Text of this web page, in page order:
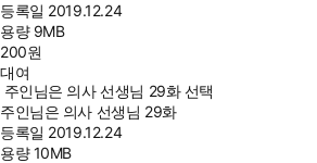
등록일 2019.12.24
용량 9MB
200원
대여
주인님은 의사 선생님 29화 선택
주인님은 의사 선생님 29화
등록일 2019.12.24
용량10MB